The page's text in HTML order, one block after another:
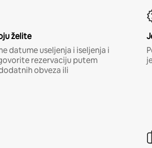
želite
datume useljenja i iseljenja i
rezervaciju putem
obveza ili